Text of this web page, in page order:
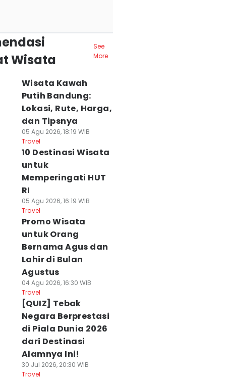
Wisata
See
More
Wisata Kawah
Putih Bandung:
Lokasi, Rute, Harga,
dan Tipsnya
05 Agu 2026, 18:19 WIB
Travel
10 Destinasi Wisata
untuk
Memperingati HUT
RI
05 Agu 2026, 16:19 WIB
Travel
Promo Wisata
untuk Orang
Bernama Agus dan
Lahir di Bulan
Agustus
04 Agu 2026, 16:30 WIB
Travel
[QUIZ] Tebak
Negara Berprestasi
di Piala Dunia 2026
dari Destinasi
Alamnya Ini!
30 Jul 2026, 20:30 WIB
Travel